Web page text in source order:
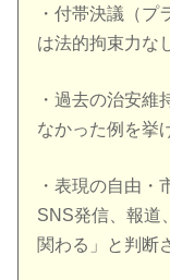
・付帯決議（プ
は法的拘束力な
・過去の治安維
なかった例を挙
・表現の自由・
SNS発信、報道
関わる」と判断